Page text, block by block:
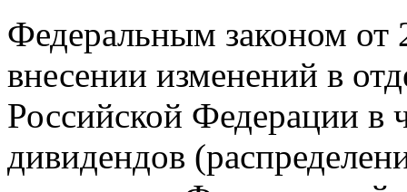
Федеральным законом
внесении изменений в
Российской Федерации в
дивидендов